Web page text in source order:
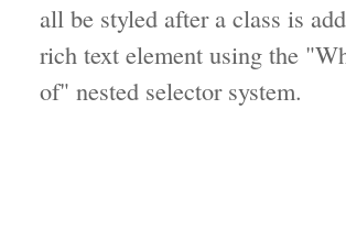
all be styled after a class is
rich text element using the
of" nested selector system.